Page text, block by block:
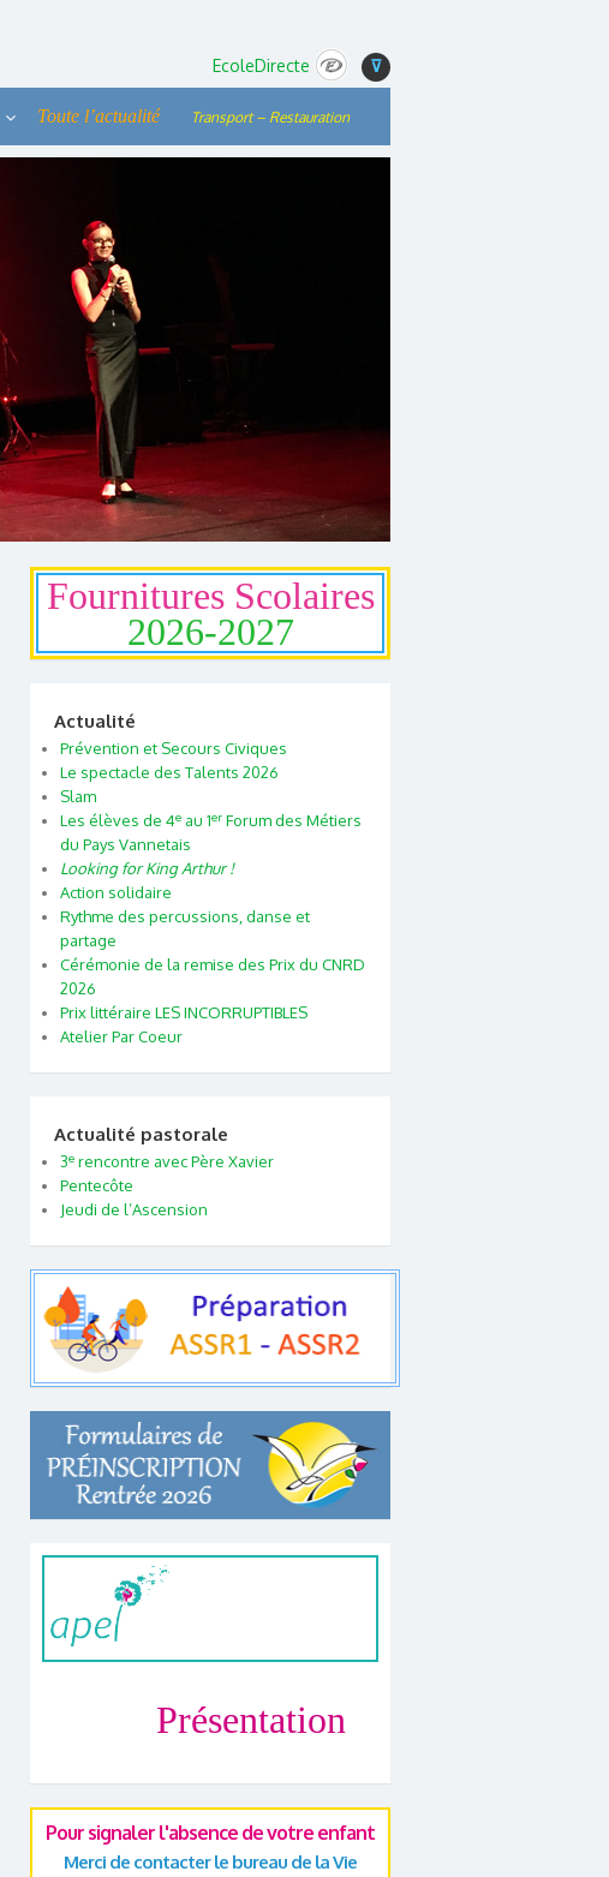
EcoleDirecte ⊽
Toute l’actualité Transport – Restauration
Fournitures Scolaires
2026-2027
Actualité
Prévention et Secours Civiques
Le spectacle des Talents 2026
Slam
Les élèves de 4e au 1er Forum des Métiers
du Pays Vannetais
Looking for King Arthur !
Action solidaire
Rythme des percussions, danse et
partage
Cérémonie de la remise des Prix du CNRD
2026
Prix littéraire LES INCORRUPTIBLES
Atelier Par Coeur
Actualité pastorale
3e rencontre avec Père Xavier
Pentecôte
Jeudi de l’Ascension
Présentation
Pour signaler l'absence de votre enfant
Merci de contacter le bureau de la Vie